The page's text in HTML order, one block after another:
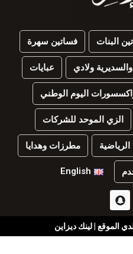
البنات فساتين سهرة
ولادي عبايات
واكسسورات اليوم الوطني
الزي الموحد للشركات
الرياضية مطرزات وهدايا
English
الموقع | لينك ديزاين